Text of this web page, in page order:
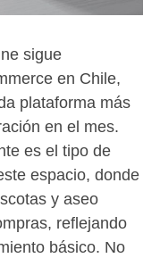
sigue
en Chile,
plataforma más
en el mes.
es el tipo de
espacio, donde
y aseo
reflejando
básico. No